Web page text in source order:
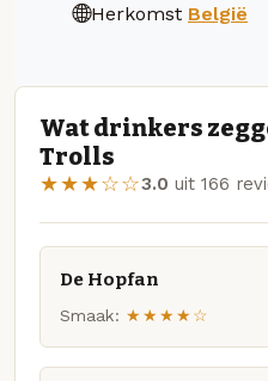
Herkomst België
Wat drinkers
Trolls
★★★☆☆3.0 uit 166
De Hopfan
Smaak: ★★★★☆